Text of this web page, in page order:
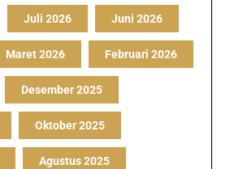
Juli 2026 Juni 2026
Maret 2026 Februari 2026
Desember 2025
Oktober 2025
Agustus 2025